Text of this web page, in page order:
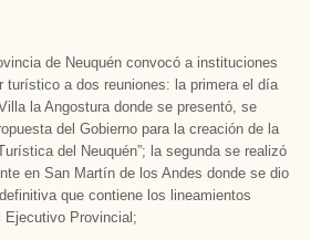
de Neuquén convocó a instituciones
turístico a dos reuniones: la primera el día
la Angostura donde se presentó, se
del Gobierno para la creación de la
del Neuquén”; la segunda se realizó
en San Martín de los Andes donde se dio
que contiene los lineamientos
Ejecutivo Provincial;